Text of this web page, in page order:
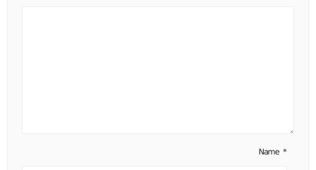
Name *